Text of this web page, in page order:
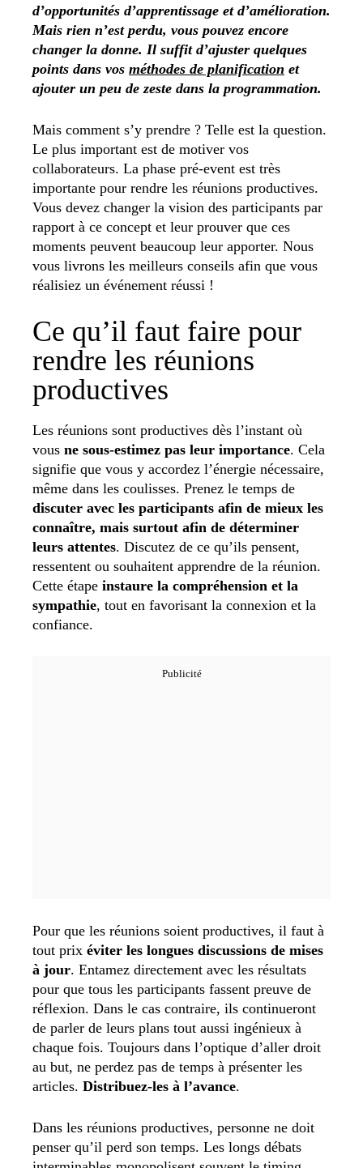
d’opportunités d’apprentissage et d’amélioration.
Mais rien n’est perdu, vous pouvez encore
changer la donne. Il suffit d’ajuster quelques
points dans vos méthodes de planification et
ajouter un peu de zeste dans la programmation.
Mais comment s’y prendre ? Telle est la question.
Le plus important est de motiver vos
collaborateurs. La phase pré-event est très
importante pour rendre les réunions productives.
Vous devez changer la vision des participants par
rapport à ce concept et leur prouver que ces
moments peuvent beaucoup leur apporter. Nous
vous livrons les meilleurs conseils afin que vous
réalisiez un événement réussi !
Ce qu’il faut faire pour
rendre les réunions
productives
Les réunions sont productives dès l’instant où
vous ne sous-estimez pas leur importance. Cela
signifie que vous y accordez l’énergie nécessaire,
même dans les coulisses. Prenez le temps de
discuter avec les participants afin de mieux les
connaître, mais surtout afin de déterminer
leurs attentes. Discutez de ce qu’ils pensent,
ressentent ou souhaitent apprendre de la réunion.
Cette étape instaure la compréhension et la
sympathie, tout en favorisant la connexion et la
confiance.
Pour que les réunions soient productives, il faut à
tout prix éviter les longues discussions de mises
à jour. Entamez directement avec les résultats
pour que tous les participants fassent preuve de
réflexion. Dans le cas contraire, ils continueront
de parler de leurs plans tout aussi ingénieux à
chaque fois. Toujours dans l’optique d’aller droit
au but, ne perdez pas de temps à présenter les
articles. Distribuez-les à l’avance.
Dans les réunions productives, personne ne doit
penser qu’il perd son temps. Les longs débats